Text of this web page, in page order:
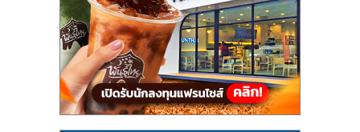
ไชส์,
รวม